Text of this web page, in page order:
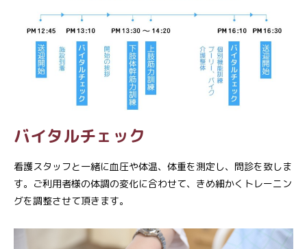
バイタルチェック
看護スタッフと一緒に血圧や体温、体重を測定し、問診を致しま
す。ご利用者様の体調の変化に合わせて、きめ細かくトレーニン
グを調整させて頂きます。